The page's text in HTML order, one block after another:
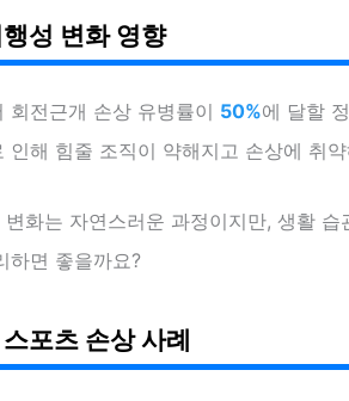
성 변화 영향
회전근개 손상 유병률이 50%에 달할
인해 힘줄 조직이 약해지고 손상에 취
화는 자연스러운 과정이지만, 생활
하면 좋을까요?
포츠 손상 사례